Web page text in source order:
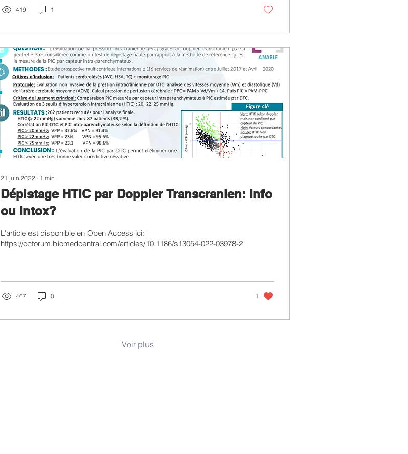
419 1
21 juin 2022 ∙ 1 min
Dépistage HTIC par Doppler Transcranien: Info
ou Intox?
L'article est disponible en Open Access ici:
https://ccforum.biomedcentral.com/articles/10.1186/s13054-022-03978-2
467 0 1
Voir plus